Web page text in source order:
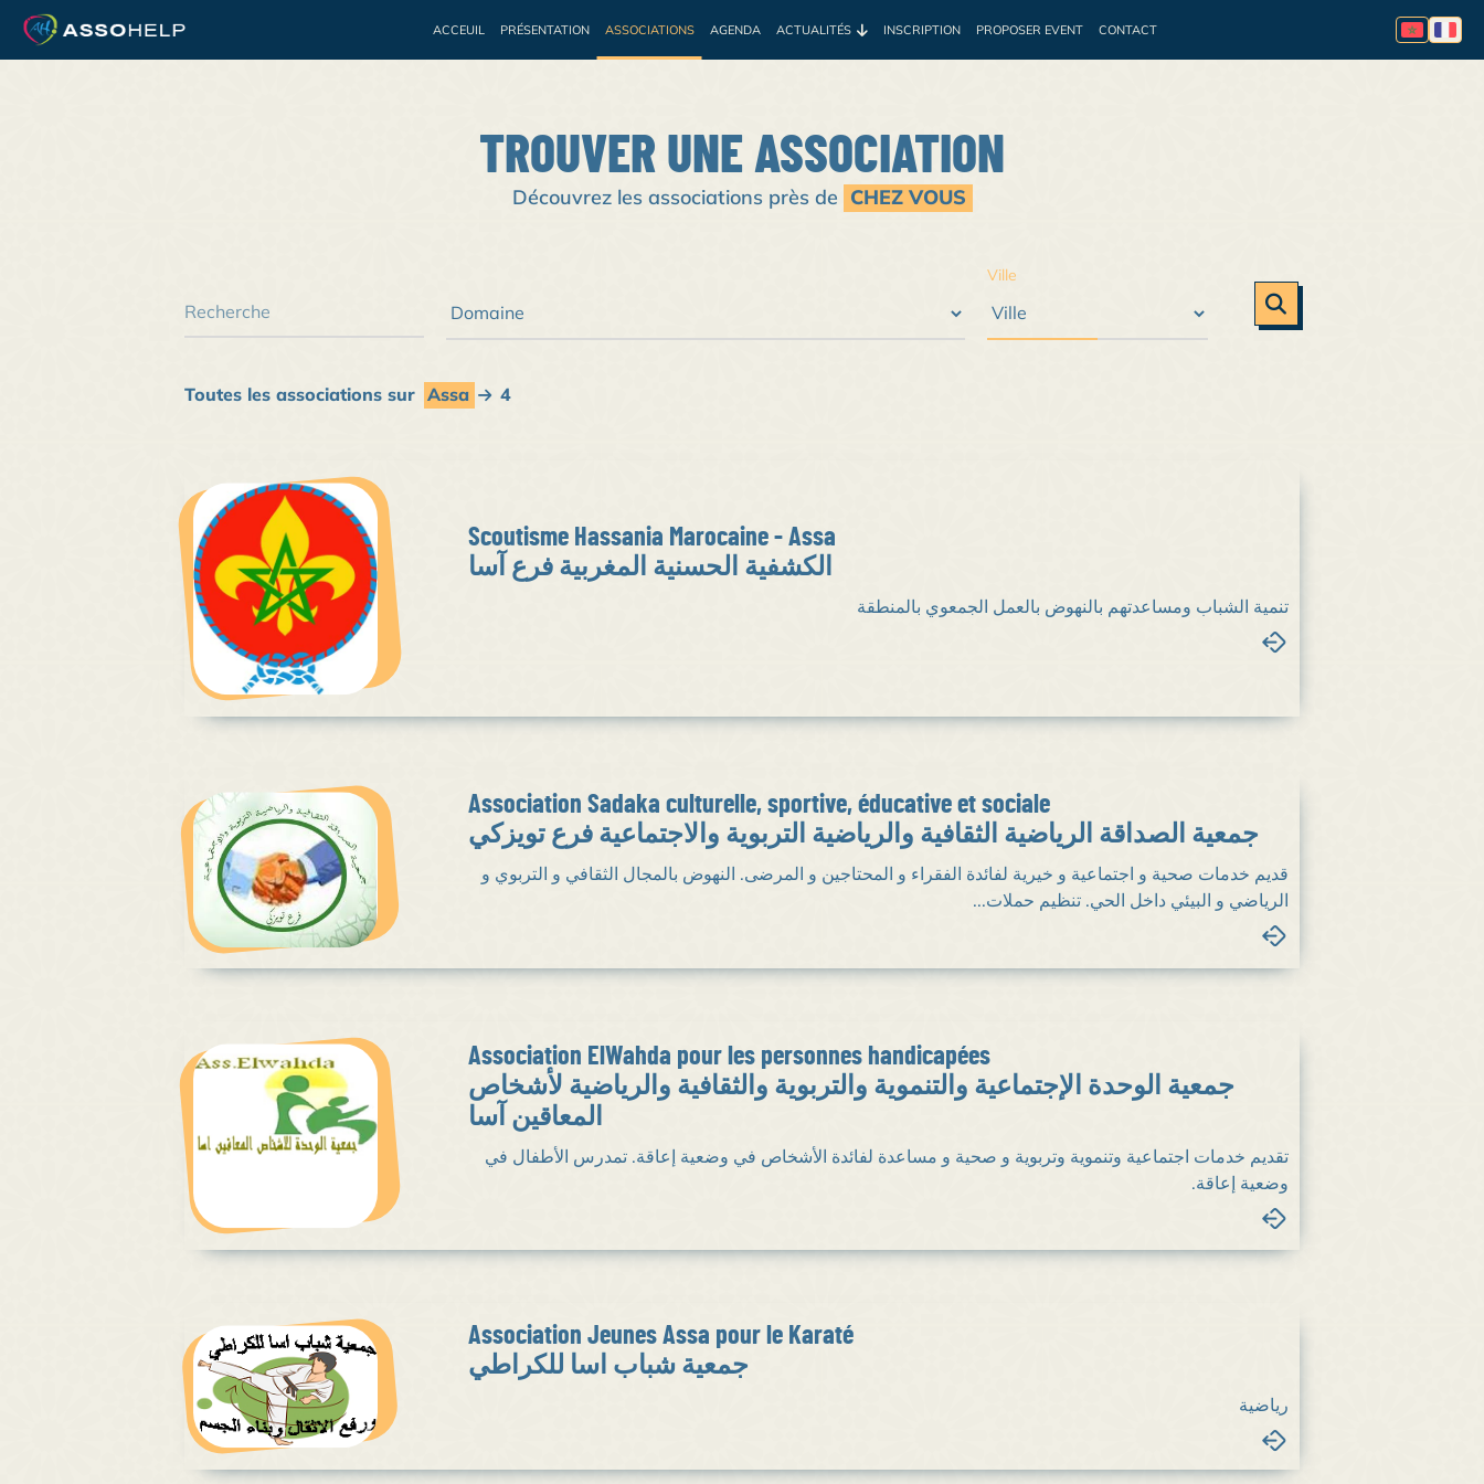
ACCEUIL PRÉSENTATION ASSOCIATIONS AGENDA ACTUALITÉS INSCRIPTION PROPOSER EVENT CONTACT
TROUVER UNE ASSOCIATION
Découvrez les associations près de CHEZ VOUS
Ville
Toutes les associations sur Assa 4
Scoutisme Hassania Marocaine - Assa
الكشفية الحسنية المغربية فرع آسا
تنمية الشباب ومساعدتهم بالنهوض بالعمل الجمعوي بالمنطقة
Association Sadaka culturelle, sportive, éducative et sociale
جمعية الصداقة الرياضية الثقافية والرياضية التربوية والاجتماعية فرع تويزكي
قديم خدمات صحية و اجتماعية و خيرية لفائدة الفقراء و المحتاجين و المرضى. النهوض بالمجال الثقافي و التربوي و
الرياضي و البيئي داخل الحي. تنظيم حملات...
Association ElWahda pour les personnes handicapées
جمعية الوحدة الإجتماعية والتنموية والتربوية والثقافية والرياضية لأشخاص
المعاقين آسا
تقديم خدمات اجتماعية وتنموية وتربوية و صحية و مساعدة لفائدة الأشخاص في وضعية إعاقة. تمدرس الأطفال في
وضعية إعاقة.
Association Jeunes Assa pour le Karaté
جمعية شباب اسا للكراطي
رياضية